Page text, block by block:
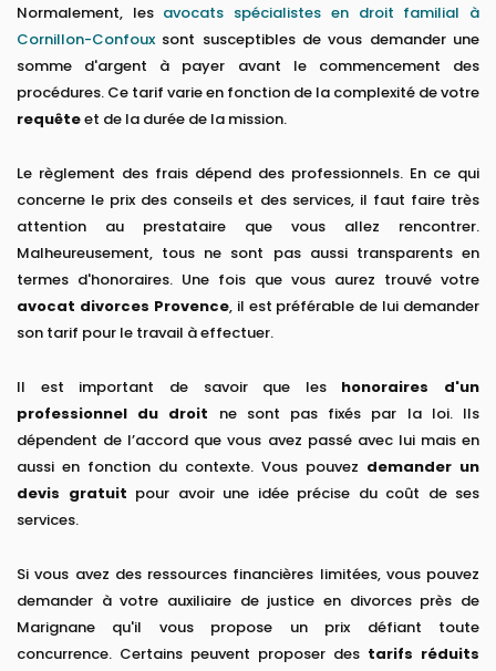
Normalement, les avocats spécialistes en droit familial à
Cornillon-Confouxsont susceptibles de vous demander une
somme d'argent à payer avant le commencement des
procédures. Ce tarif varie en fonction de la complexité de votre
requêteet de la durée de la mission.
Le règlement des frais dépend des professionnels. En ce qui
concerne le prix des conseils et des services, il faut faire très
attention au prestataire que vous allez rencontrer.
Malheureusement, tous ne sont pas aussi transparents en
termes d'honoraires. Une fois que vous aurez trouvé votre
avocat divorces Provence, il est préférable de lui demander
son tarif pour le travail à effectuer.
Il est important de savoir que les honoraires d'un
professionnel du droit ne sont pas fixés par la loi. Ils
dépendent de l’accord que vous avez passé avec lui mais en
aussi en fonction du contexte. Vous pouvez demander un
devis gratuit pour avoir une idée précise du coût de ses
services.
Si vous avez des ressources financières limitées, vous pouvez
demander à votre auxiliaire de justice en divorces près de
Marignane qu'il vous propose un prix défiant toute
concurrence. Certains peuvent proposer des tarifs réduits